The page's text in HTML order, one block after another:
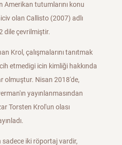
Amerikan tutumlarını konu
olan Callisto (2007) adlı
dile çevrilmiştir.
Krol, çalışmalarını tanıtmak
etmedigi icin kimliği hakkında
olmuştur. Nisan 2018'de,
yayınlanmasından
Torsten Krol'un olası
sadece iki röportaj vardir,